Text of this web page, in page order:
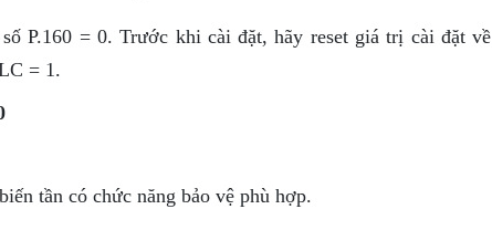
P.160 = 0. Trước khi cài đặt, hãy reset giá trị cài đặt về
= 1.
tần có chức năng bảo vệ phù hợp.